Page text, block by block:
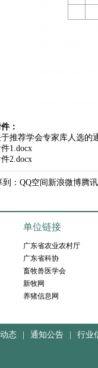
：
于推荐学会专家库人选的
件1.docx
件2.docx
： QQ空间 新浪微博腾
单位链接
广东省农业农村厅
广东省科协
畜牧兽医学会
新牧网
养猪信息网
态 通知公告 行业